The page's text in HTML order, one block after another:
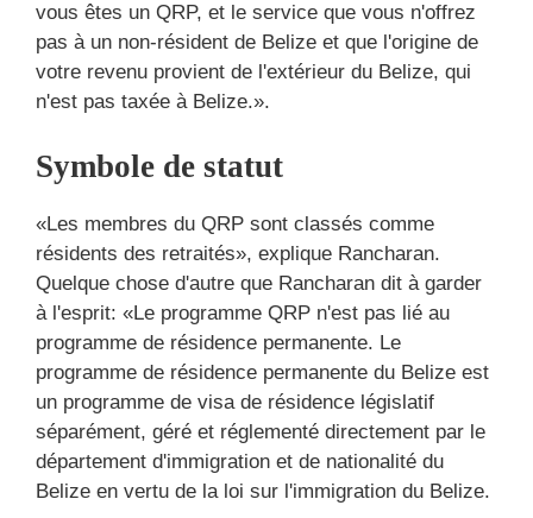
vous êtes un QRP, et le service que vous n'offrez
pas à un non-résident de Belize et que l'origine de
votre revenu provient de l'extérieur du Belize, qui
n'est pas taxée à Belize.».
Symbole de statut
«Les membres du QRP sont classés comme
résidents des retraités», explique Rancharan.
Quelque chose d'autre que Rancharan dit à garder
à l'esprit: «Le programme QRP n'est pas lié au
programme de résidence permanente. Le
programme de résidence permanente du Belize est
un programme de visa de résidence législatif
séparément, géré et réglementé directement par le
département d'immigration et de nationalité du
Belize en vertu de la loi sur l'immigration du Belize.